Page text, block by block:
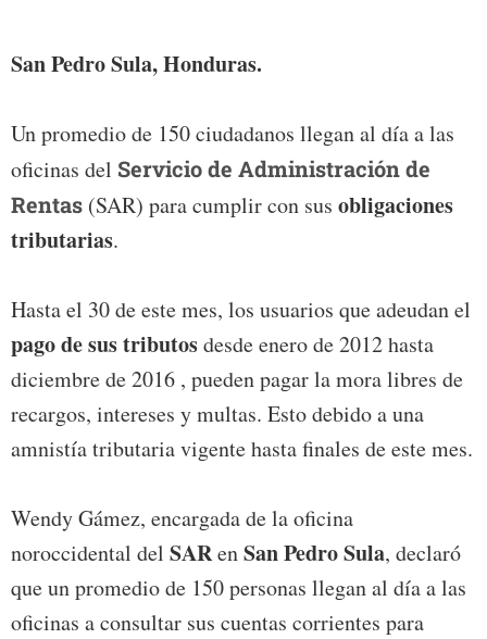
San Pedro Sula, Honduras.
Un promedio de 150 ciudadanos llegan al día a las
oficinas del Servicio de Administración de
Rentas (SAR) para cumplir con sus obligaciones
tributarias.
Hasta el 30 de este mes, los usuarios que adeudan el
pago de sus tributosdesde enero de 2012 hasta
diciembre de 2016 , pueden pagar la mora libres de
recargos, intereses y multas. Esto debido a una
amnistía tributaria vigente hasta finales de este mes.
Wendy Gámez, encargada de la oficina
noroccidental del SARenSan Pedro Sula, declaró
que un promedio de 150 personas llegan al día a las
oficinas a consultar sus cuentas corrientes para